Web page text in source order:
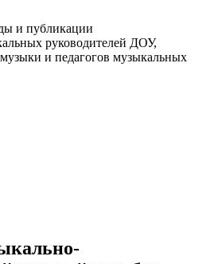
и публикации
руководителей ДОУ,
и педагогов музыкальных